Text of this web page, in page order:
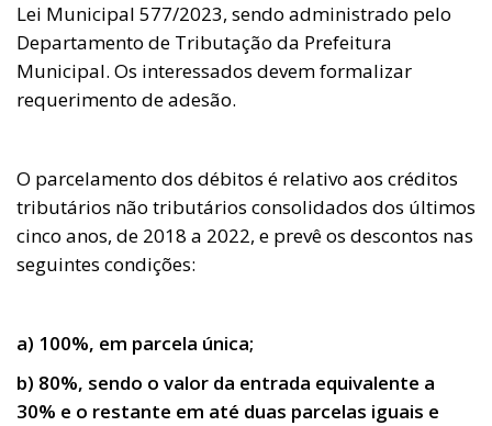
Lei Municipal 577/2023, sendo administrado pelo
Departamento de Tributação da Prefeitura
Municipal. Os interessados devem formalizar
requerimento de adesão.
O parcelamento dos débitos é relativo aos créditos
tributários não tributários consolidados dos últimos
cinco anos, de 2018 a 2022, e prevê os descontos nas
seguintes condições:
a) 100%, em parcela única;
b) 80%, sendo o valor da entrada equivalente a
30% e o restante em até duas parcelas iguais e